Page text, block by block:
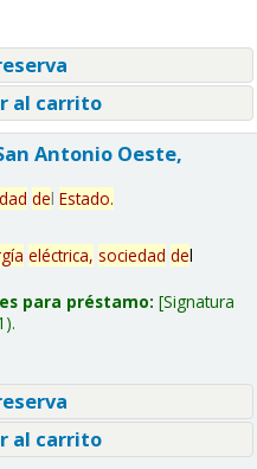
al carrito
Antonio Oeste,
del Estado.
eléctrica, sociedad del
para préstamo: Signatura
al carrito